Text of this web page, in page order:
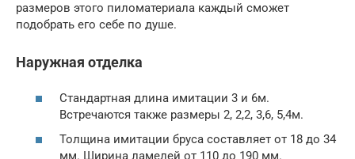
размеров этого пиломатериала каждый сможет
подобрать его себе по душе.
Наружная отделка
Стандартная длина имитации 3 и 6м.
Встречаются также размеры 2, 2,2, 3,6, 5,4м.
Толщина имитации бруса составляет от 18 до 34
мм. Ширина ламелей от 110 до 190 мм.